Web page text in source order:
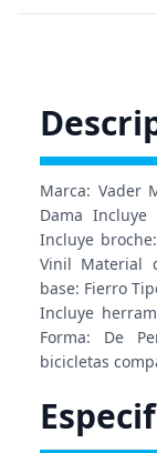
Marca: Vader
Dama Incluye
Incluye
Vinil Material
base: Fierro
Incluye
Forma: De
bicicletas